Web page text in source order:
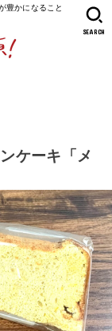
豊かになること
SEARCH
ケーキ「メ